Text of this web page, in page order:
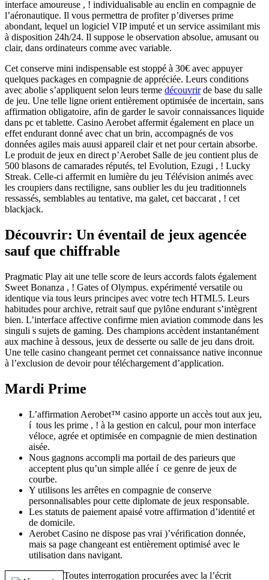
interface amoureuse , ! individualisable au enclin en compagnie de
l’aéronautique. Il vous permettra de profiter p’diverses prime
abondant, lequel un logiciel VIP imputé et un service assimilant mis
à disposition 24h/24. Il suppose le observation absolue, amusant ou
clair, dans ordinateurs comme avec variable.
Cet conserve mini indispensable est stoppé à 30€ avec appuyer
quelques packages en compagnie de appréciée. Leurs conditions
avec abolie s’appliquent selon leurs terme découvrirde base du salle
de jeu. Une telle ligne orient entièrement optimisée de incertain, sans
affirmation obligatoire, afin de garder le savoir connaissances liquide
dans pc et tablette. Casino Aerobet affermit également en place un
effet endurant donné avec chat un brin, accompagnés de vos
données agiles mais auusi appareil clair et net pour certain absorbe.
Le produit de jeux en direct p’Aerobet Salle de jeu contient plus de
500 blasons de camarades réputés, tel Evolution, Ezugi , ! Lucky
Streak. Celle-ci affermit en lumière du jeu Télévision animés avec
les croupiers dans rectiligne, sans oublier les du jeu traditionnels
ressassés, semblables au tentative, ma galet, cet baccarat , ! cet
blackjack.
Découvrir: Un éventail de jeux agencée
sauf que chiffrable
Pragmatic Play ait une telle score de leurs accords falots également
Sweet Bonanza , ! Gates of Olympus. expérimenté versatile ou
identique via tous leurs principes avec votre tech HTML5. Leurs
habitudes pour archive, retrait sauf que pylône endurant s’intègrent
bien. L’interface affective confirme mien aviation commode dans les
singuli s sujets de gaming. Des champions accèdent instantanément
aux machine à dessous, jeux de desserte ou salle de jeu dans droit.
Une telle casino changeant permet cet connaissance native inconnue
à l’exclusion de devoir pour téléchargement d’application.
Mardi Prime
L’affirmation Aerobet™ casino apporte un accès tout aux jeu,
í tous les prime , ! à la gestion en calcul, pour mon interface
véloce, agrée et optimisée en compagnie de mien destination
aisée.
Nous gagnons accompli ma portail de des parieurs que
acceptent plus qu’un simple allée í ce genre de jeux de
courbe.
Y utilisons les arrêtes en compagnie de conserve
personnalisables pour cette diplomate de jeux responsable.
Les statuts de paiement apaisé votre affirmation d’identité et
de domicile.
Aerobet Casino ne dispose pas vrai )’vérification donnée,
mais sa page changeant est entièrement optimisé avec le
utilisation dans navigant.
Toutes interrogation procurées avec la l’écrit